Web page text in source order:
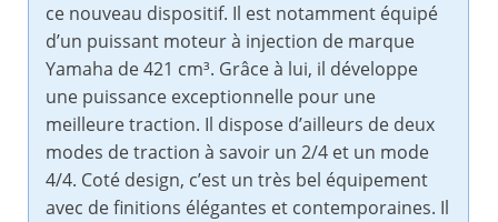
ce nouveau dispositif. Il est notamment équipé
d’un puissant moteur à injection de marque
Yamaha de 421 cm³. Grâce à lui, il développe
une puissance exceptionnelle pour une
meilleure traction. Il dispose d’ailleurs de deux
modes de traction à savoir un 2/4 et un mode
4/4. Coté design, c’est un très bel équipement
avec de finitions élégantes et contemporaines. Il